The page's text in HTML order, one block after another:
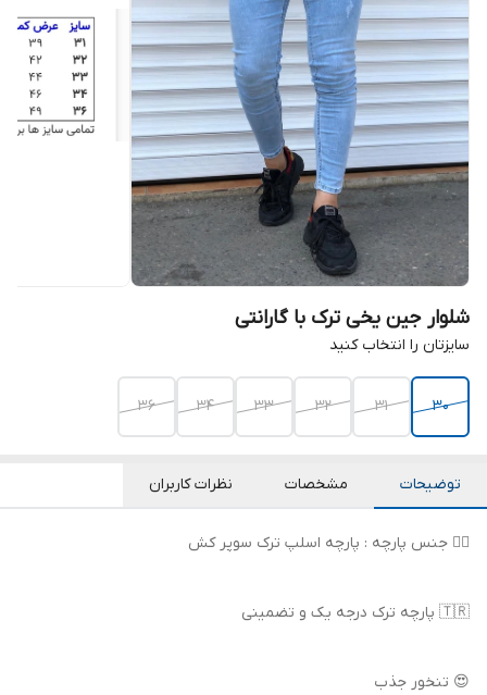
شلوار جین یخی ترک با گارانتی
سایزتان را انتخاب کنید
30
31
32
33
34
36
توضیحات مشخصات نظرات کاربران
👌🏻 جنس پارچه : پارچه اسلپ ترک سوپر کش
🇹🇷 پارچه ترک درجه یک و تضمینی
😍 تنخور جذب